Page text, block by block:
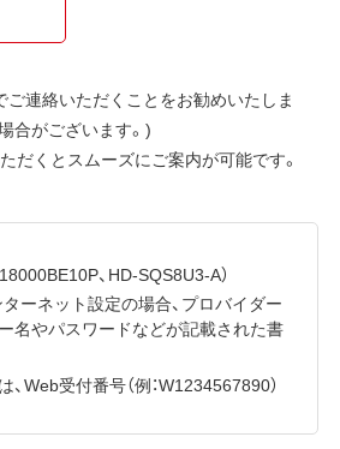
ご連絡いただくことをお勧めいたしま
合がございます。)
だくとスムーズにご案内が可能です。
、HD-SQS8U3-A）
ーネット設定の場合、プロバイダー
名やパスワードなどが記載された書
Web受付番号（例：W1234567890）